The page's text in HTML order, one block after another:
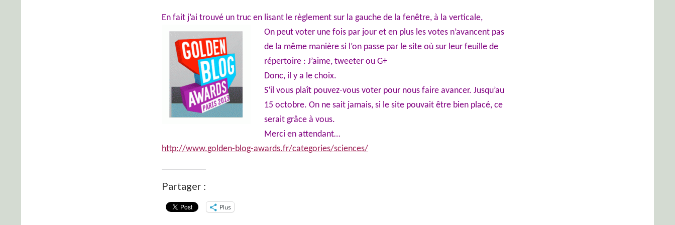
En fait j’ai trouvé un truc en lisant le règlement sur la gauche de la fenêtre, à la verticale,
On peut voter une fois par jour et en plus les votes n’avancent pas
de la même manière si l’on passe par le site où sur leur feuille de
répertoire : J’aime, tweeter ou G+
Donc, il y a le choix.
S’il vous plaît pouvez-vous voter pour nous faire avancer. Jusqu’au
15 octobre. On ne sait jamais, si le site pouvait être bien placé, ce
serait grâce à vous.
Merci en attendant…
http://www.golden-blog-awards.fr/categories/sciences/
Partager :
Plus